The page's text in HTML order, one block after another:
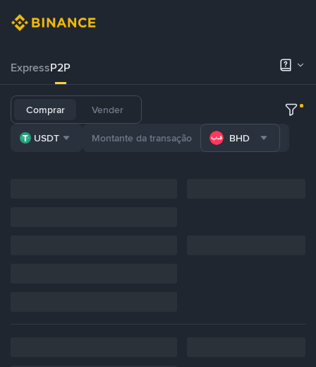
ExpressP2P
Comprar Vender
USDT BHD